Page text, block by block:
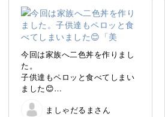
紹介いたします。
今回の講座では、おからを使った鮭
作り方を・ご紹介します。
今回は家族へ二色丼を作りまし
た。
子供達もペロッと食べてしまい
ました😊
ってました✌️ましゃだるまさん